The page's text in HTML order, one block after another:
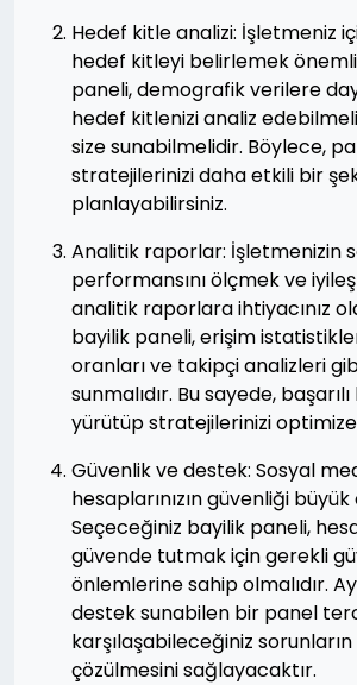
Hedef kitle analizi: İşletmeniz
hedef kitleyi belirlemek
paneli, demografik verilere
hedef kitlenizi analiz
size sunabilmelidir. Böylece,
stratejilerinizi daha etkili bir
planlayabilirsiniz.
Analitik raporlar: İşletmenizin
performansını ölçmek ve
analitik raporlara ihtiyacınız
bayilik paneli, erişim
oranları ve takipçi analizleri
sunmalıdır. Bu sayede,
yürütüp stratejilerinizi
Güvenlik ve destek: Sosyal
hesaplarınızın güvenliği
Seçeceğiniz bayilik paneli,
güvende tutmak için gerekli
önlemlerine sahip olmalıdır.
destek sunabilen bir panel
karşılaşabileceğiniz sorunların
çözülmesini sağlayacaktır.